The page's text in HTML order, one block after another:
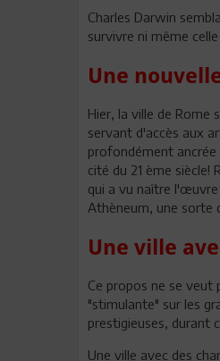
Charles Darwin
survivre ni même
Une
Hier, la ville de Rome
servant d'accès aux
profondément
cité du 21 ème
qui a vu naître l'œuvre
Athèneum, une sorte
Une ville
Ce propos ne se veut
"stimulante" sur les
prestigieuses, durant
Une ville avec des